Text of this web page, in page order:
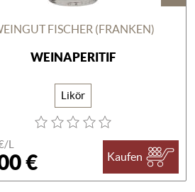
FISCHER (FRANKEN)
WEINAPERITIF
Likör
L
€ Kaufen